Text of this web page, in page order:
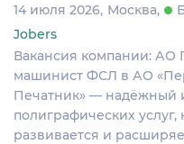
14 июля 2026 Москва
Jobers
Вакансия компании:
машинист ФСЛ в АО
Печатник» — надёжный
полиграфических
развивается и